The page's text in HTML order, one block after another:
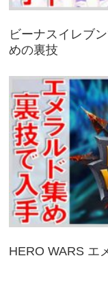
ビーナスイレブ
めの裏技
HERO WARS エ